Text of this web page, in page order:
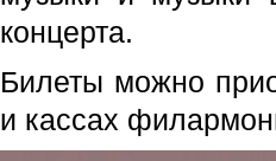
концерта.
Билеты можно
и кассах